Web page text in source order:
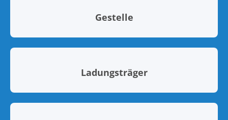
Gestelle
Ladungsträger